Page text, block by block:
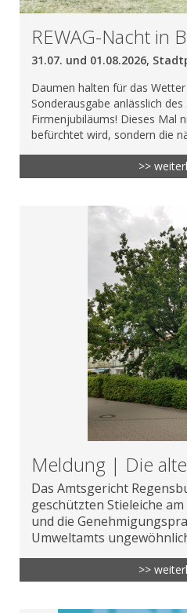
REWAG-Nacht in
31.07. und 01.08.2026,
Daumen halten für das Wetter
Sonderausgabe anlässlich
Firmenjubiläums! Dieses Mal
befürchtet wird, sondern die
>>
Meldung | Die
Das Amtsgericht
geschützten Stieleiche
und die
Umweltamts
>>